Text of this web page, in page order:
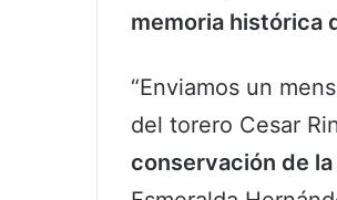
memoria histórica
“Enviamos un
del torero Cesar
conservación de